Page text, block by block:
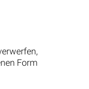
Form